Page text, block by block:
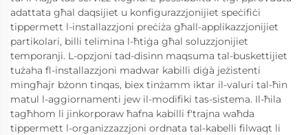
adattata għal daqsijiet u konfigurazzjonijiet speċifiċi
tippermett l-installazzjoni preċiża għall-applikazzjonijiet
partikolari, billi telimina l-ħtiġa għal soluzzjonijiet
temporanji. L-opzjoni tad-disinn maqsuma tal-buskettijiet
tużaha fl-installazzjoni madwar kabilli diġà jeżistenti
mingħajr bżonn tinqas, biex tinżamm iktar il-valuri tal-ħin
matul l-aggiornamenti jew il-modifiki tas-sistema. Il-ħila
tagħhom li jinkorporaw ħafna kabilli f'trajna waħda
tippermett l-organizzazzjoni ordnata tal-kabelli filwaqt li